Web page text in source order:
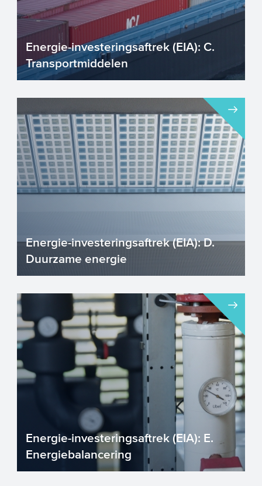
Energie-investeringsaftrek (EIA): C.
Transportmiddelen
Hoofdstuk C. Transportmiddelen. Voor
investeringen in energ...
Energie-investeringsaftrek (EIA): D.
Duurzame energie
Energie-investeringsaftrek (EIA) –
Hoofdstuk D. Duurzame energie
ondersteunt investeringen die...
Energie-investeringsaftrek (EIA): E.
Energiebalancering